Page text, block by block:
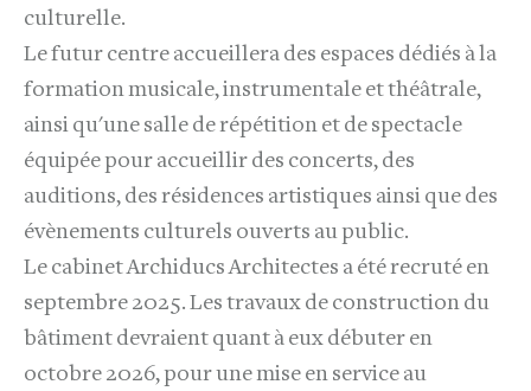
culturelle.
Le futur centre accueillera des espaces dédiés à la
formation musicale, instrumentale et théâtrale,
ainsi qu'une salle de répétition et de spectacle
équipée pour accueillir des concerts, des
auditions, des résidences artistiques ainsi que des
évènements culturels ouverts au public.
Le cabinet Archiducs Architectes a été recruté en
septembre 2025. Les travaux de construction du
bâtiment devraient quant à eux débuter en
octobre 2026, pour une mise en service au